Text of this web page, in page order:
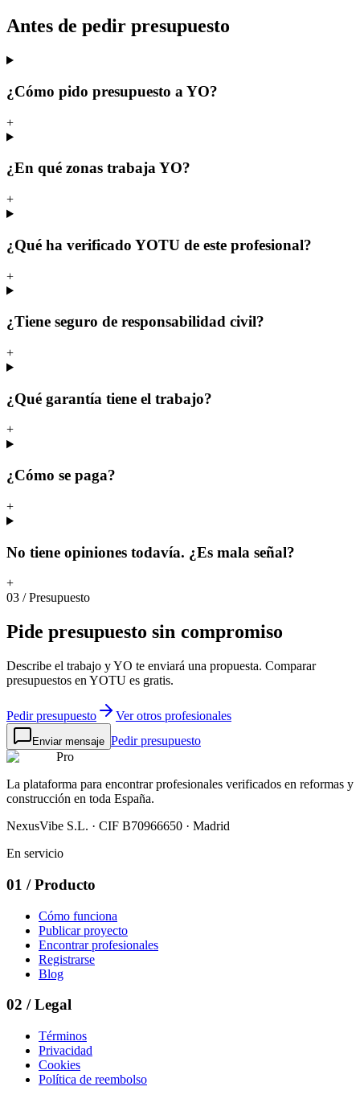
Antes de pedir presupuesto
¿Cómo pido presupuesto a YO?
+
¿En qué zonas trabaja YO?
+
¿Qué ha verificado YOTU de este profesional?
+
¿Tiene seguro de responsabilidad civil?
+
¿Qué garantía tiene el trabajo?
+
¿Cómo se paga?
+
No tiene opiniones todavía. ¿Es mala señal?
+
03 /Presupuesto
Pide presupuesto sin compromiso
Describe el trabajo y YO te enviará una propuesta. Comparar
presupuestos en YOTU es gratis.
Pedir presupuesto Ver otros profesionales
Enviar mensaje Pedir presupuesto
Pro
La plataforma para encontrar profesionales verificados en reformas y
construcción en toda España.
NexusVibe S.L. · CIF B70966650 · Madrid
En servicio
01 / Producto
Cómo funciona
Publicar proyecto
Encontrar profesionales
Registrarse
Blog
02 / Legal
Términos
Privacidad
Cookies
Política de reembolso